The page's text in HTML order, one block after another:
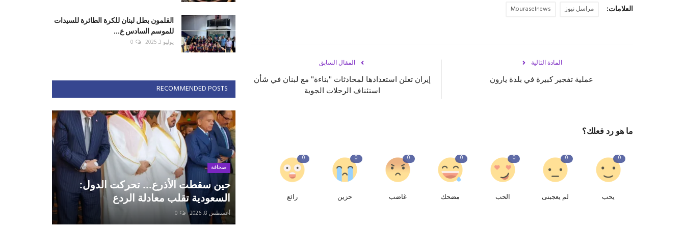
العلامات: مراسل نيوز Mouraselnews
المقال السابق
إيران تعلن استعدادها لمحادثات "بناءة" مع لبنان في شأن
استئناف الرحلات الجوية
المادة التالية
عملية تفجير كبيرة في بلدة يارون
ما هو رد فعلك؟
0
يحب
0
لم يعجبنى
0
الحب
0
مضحك
0
غاضب
0
حزين
0
رائع
القلمون بطل لبنان للكرة الطائرة للسيدات
للموسم السادس ع...
يوليو 3, 2025 0
RECOMMENDED POSTS
صحافة
حين سقطت الأذرع... تحركت الدول:
السعودية تقلب معادلة الردع
أغسطس 8, 2026 0